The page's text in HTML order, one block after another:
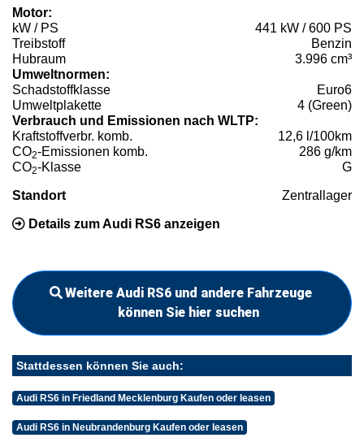
Motor:
kW / PS
441 kW / 600 PS
Treibstoff
Benzin
Hubraum
3.996 cm³
Umweltnormen:
Schadstoffklasse
Euro6
Umweltplakette
4 (Green)
Verbrauch und Emissionen nach WLTP:
Kraftstoffverbr. komb.
12,6 l/100km
CO2-Emissionen komb.
286 g/km
CO2-Klasse G
Standort Zentrallager
Details zum Audi RS6 anzeigen
Weitere Audi RS6 und andere Fahrzeuge
können Sie hier suchen
Stattdessen können Sie auch:
Audi RS6 in Friedland Mecklenburg Kaufen oder leasen
Audi RS6 in Neubrandenburg Kaufen oder leasen